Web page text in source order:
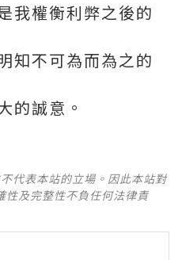
我權衡利弊之後的
知不可為而為之的
的誠意。
代表本站的立場。因此本站對
性及完整性不負任何法律責